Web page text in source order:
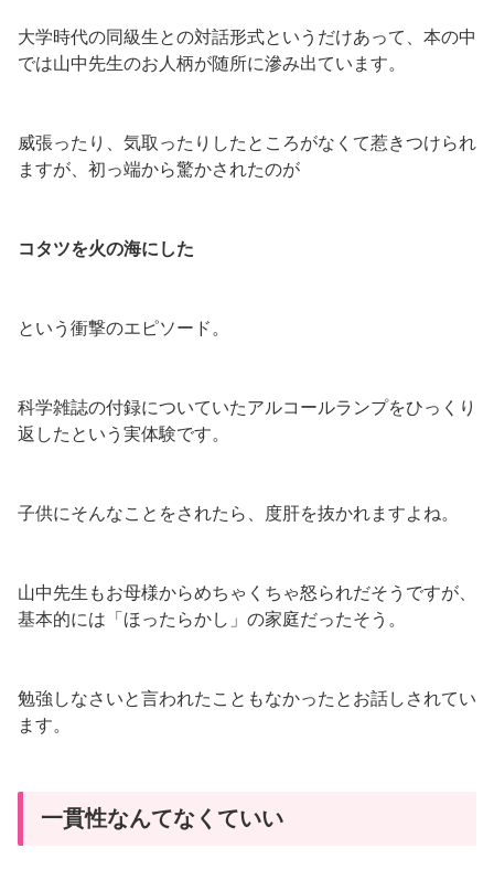
大学時代の同級生との対話形式というだけあって、本の中
では山中先生のお人柄が随所に滲み出ています。
威張ったり、気取ったりしたところがなくて惹きつけられ
ますが、初っ端から驚かされたのが
コタツを火の海にした
という衝撃のエピソード。
科学雑誌の付録についていたアルコールランプをひっくり
返したという実体験です。
子供にそんなことをされたら、度肝を抜かれますよね。
山中先生もお母様からめちゃくちゃ怒られだそうですが、
基本的には「ほったらかし」の家庭だったそう。
勉強しなさいと言われたこともなかったとお話しされてい
ます。
一貫性なんてなくていい